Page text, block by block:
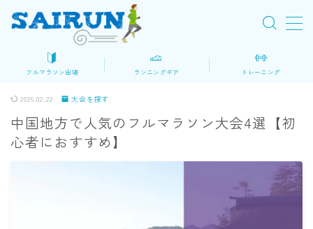
MENU
初めてのフルマラソン
ロードマップ
大会を探す
フルマラソン出場 ランニングギア トレーニング
2026.02.22 大会を探す
中国地方で人気のフルマラソン大会4選【初
心者におすすめ】